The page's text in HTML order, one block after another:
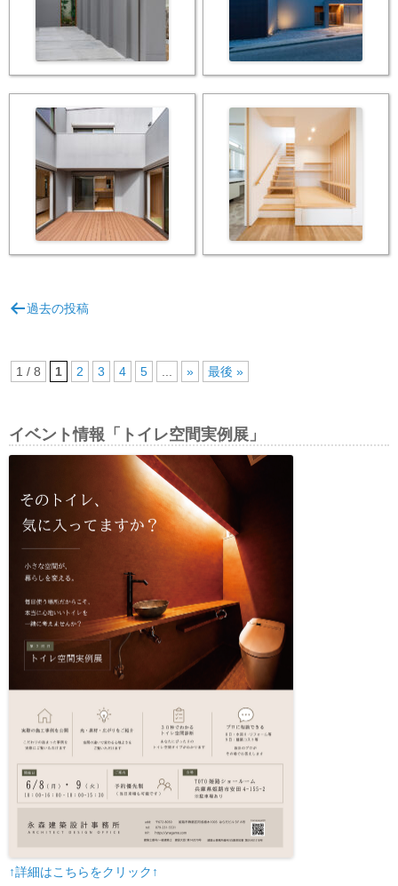
稿
ビ
ー
シ
ン
過去の投稿
1 / 8 1 2 3 4 5 » 最後 »
イベント情報「トイレ空間実例展」
↑詳細はこちらをクリック↑